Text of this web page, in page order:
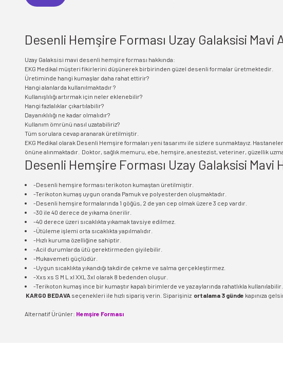
Desenli Hemşire Forması Uzay Galaksisi Mavi
Uzay Galaksisi mavi desenli hemşire forması hakkında:
EKG Medikal müşteri fikirlerini düşünerek birbirinden güzel desenli formalar üretmektedir.
Üretiminde hangi kumaşlar daha rahat ettirir?
Hangi alanlarda kullanılmaktadır ?
Kullanışlılığı artırmak için neler eklenebilir?
Hangi fazlalıklar çıkartılabilir?
Dayanıklılığı ne kadar olmalıdır?
Kullanım ömrünü nasıl uzatabiliriz?
Tüm sorulara cevap aranarak üretilmiştir.
EKG Medikal olarak Desenli Hemşire formaları yeni tasarımı ile sizlere sunmaktayız.
önüne alınmaktadır. Doktor, sağlık memuru, ebe, hemşire, anestezist, veteriner, güzellik
Desenli Hemşire Forması Uzay Galaksisi Mavi
-Desenli hemşire forması terikoton kumaştan üretilmiştir.
-Terikoton kumaş uygun oranda Pamuk ve polyesterden oluşmaktadır.
-Desenli hemşire formalarında 1 göğüs, 2 de yan cep olmak üzere 3 cep vardır.
-30 ile 40 derece de yıkama önerilir.
-40 derece üzeri sıcaklıkta yıkamak tavsiye edilmez.
-Ütüleme işlemi orta sıcaklıkta yapılmalıdır.
-Hızlı kuruma özelliğine sahiptir.
-Acil durumlarda ütü gerektirmeden giyilebilir.
-Mukavemeti güçlüdür.
-Uygun sıcaklıkta yıkandığı takdirde çekme ve salma gerçekleştirmez.
-Xxs xs S M L xl XXL 3xl olarak 8 bedenden oluşur.
-Terikoton kumaş ince bir kumaştır kapalı birimlerde ve yaz aylarında rahatlıkla kullanılabilir.
KARGO BEDAVA seçenekleri ile hızlı sipariş verin. Siparişiniz ortalama 3 günde kapınıza
Alternatif Ürünler: Hemşire Forması